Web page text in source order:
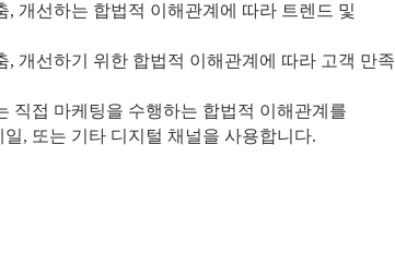
개선하는 합법적 이해관계에 따라 트렌드 및
개선하기 위한 합법적 이해관계에 따라 고객 만족
직접 마케팅을 수행하는 합법적 이해관계를
, 또는 기타 디지털 채널을 사용합니다.